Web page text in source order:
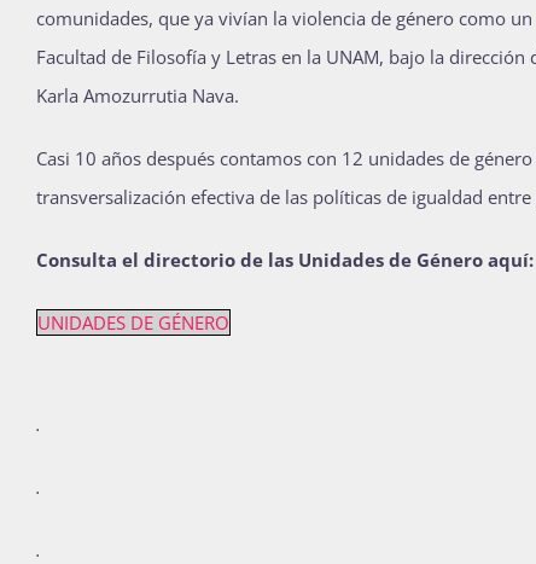
comunidades, que ya vivían la violencia de género como
Facultad de Filosofía y Letras en la UNAM, bajo la
Karla Amozurrutia Nava.
Casi 10 años después contamos con 12 unidades de
transversalización efectiva de las políticas de igualdad
Consulta el directorio de las Unidades de Género aquí:
UNIDADES DE GÉNERO
.
.
.